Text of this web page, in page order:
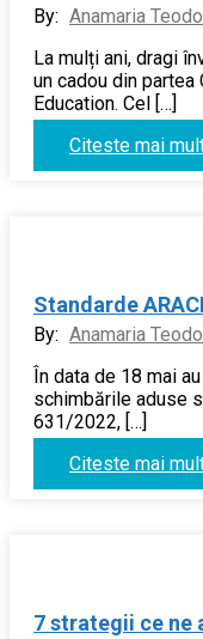
By: Anamaria
La mulți ani, dragi
un cadou din
Education. Cel […]
Citeste mai
Standarde
By: Anamaria
În data de 18 mai
schimbările aduse
631/2022, […]
Citeste mai
7 strategii ce ne